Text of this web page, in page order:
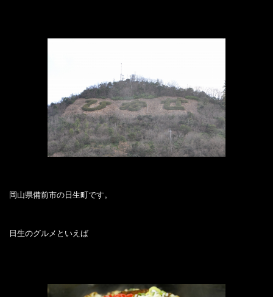
岡山県備前市の日生町です。
日生のグルメといえば